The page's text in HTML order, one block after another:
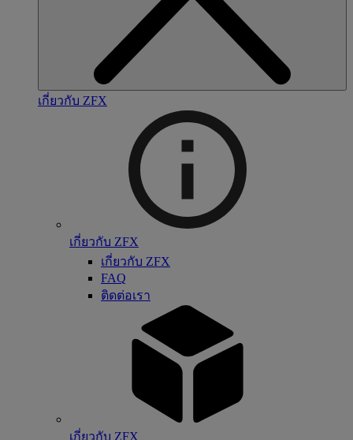
เกี่ยวกับ ZFX
เกี่ยวกับ ZFX
เกี่ยวกับ ZFX
FAQ
ติดต่อเรา
เกี่ยวกับ ZFX